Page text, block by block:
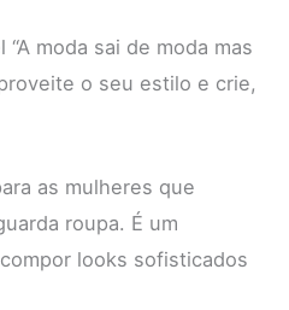
moda sai de moda mas
o seu estilo e crie,
as mulheres que
roupa. É um
looks sofisticados